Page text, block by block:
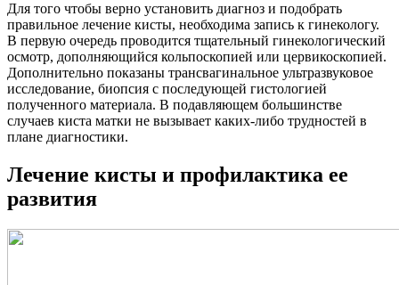
Для того чтобы верно установить диагноз и подобрать
правильное лечение кисты, необходима запись к гинекологу​.
В первую очередь проводится тщательный гинекологический
осмотр, дополняющийся кольпоскопией или цервикоскопией.
Дополнительно показаны трансвагинальное ультразвуковое
исследование, биопсия с последующей гистологией
полученного материала. В подавляющем большинстве
случаев киста матки не вызывает каких-либо трудностей в
плане диагностики.
Лечение кисты и профилактика ее
развития